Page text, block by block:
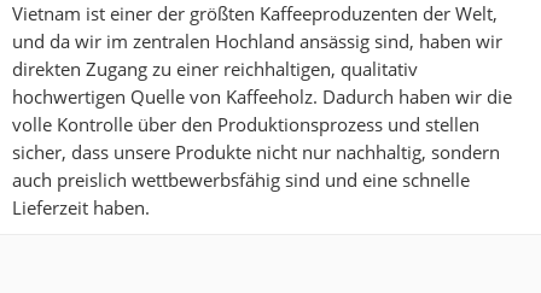
Vietnam ist einer der größten Kaffeeproduzenten der Welt,
und da wir im zentralen Hochland ansässig sind, haben wir
direkten Zugang zu einer reichhaltigen, qualitativ
hochwertigen Quelle von Kaffeeholz. Dadurch haben wir die
volle Kontrolle über den Produktionsprozess und stellen
sicher, dass unsere Produkte nicht nur nachhaltig, sondern
auch preislich wettbewerbsfähig sind und eine schnelle
Lieferzeit haben.